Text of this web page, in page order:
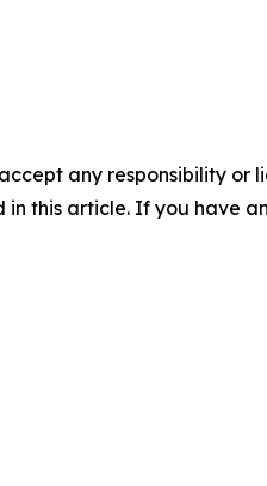
any responsibility
this article. If you have